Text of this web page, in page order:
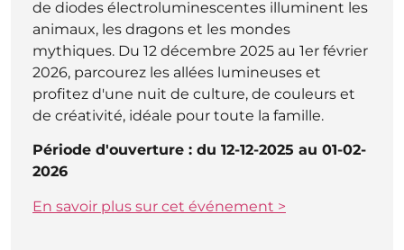
de diodes électroluminescentes illuminent les
animaux, les dragons et les mondes
mythiques. Du 12 décembre 2025 au 1er février
2026, parcourez les allées lumineuses et
profitez d'une nuit de culture, de couleurs et
de créativité, idéale pour toute la famille.
Période d'ouverture : du 12-12-2025 au 01-02-
2026
En savoir plus sur cet événement >